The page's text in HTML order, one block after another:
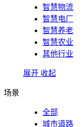
智慧物流
智慧电厂
智慧养老
智慧农业
其他行业
展开 收起
场景
全部
城市道路